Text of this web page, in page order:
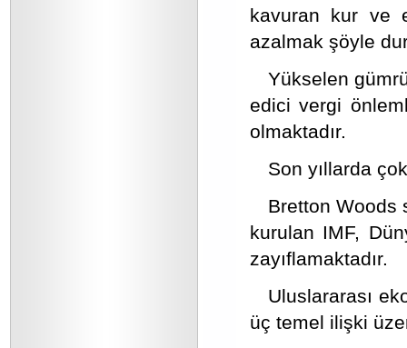
kavuran kur ve
azalmak şöyle
Yükselen
edici vergi
olmaktadır.
Son yıllarda
Bretton Woods
kurulan IMF,
zayıflamaktadır.
Uluslararası
üç temel ilişki